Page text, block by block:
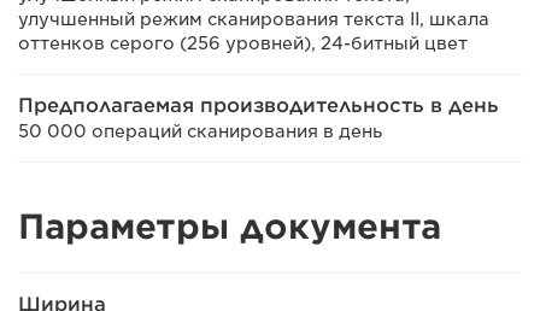
улучшенный режим сканирования текста II, шкала
оттенков серого (256 уровней), 24-битный цвет
Предполагаемая производительность в день
50 000 операций сканирования в день
Параметры документа
Ширина